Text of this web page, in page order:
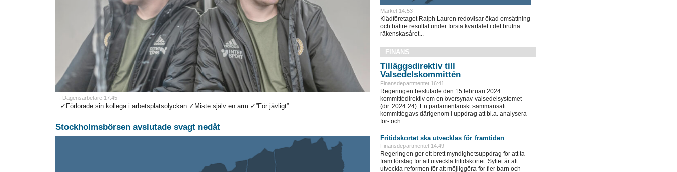
→ Dagensarbetare 17:45
✓Förlorade sin kollega i arbetsplatsolyckan ✓Miste själv en arm ✓”För jävligt”..
Stockholmsbörsen avslutade svagt nedåt
Market 14:53
Klädföretaget Ralph Lauren redovisar ökad omsättning
och bättre resultat under första kvartalet i det brutna
räkenskasåret...
FINANS
Tilläggsdirektiv till
Valsedelskommittén
Finansdepartmentet 16:41
Regeringen beslutade den 15 februari 2024
kommittédirektiv om en översynav valsedelsystemet
(dir. 2024:24). En parlamentariskt sammansatt
kommittégavs därigenom i uppdrag att bl.a. analysera
för- och ..
Fritidskortet ska utvecklas för framtiden
Finansdepartmentet 14:49
Regeringen ger ett brett myndighetsuppdrag för att ta
fram förslag för att utveckla fritidskortet. Syftet är att
utveckla reformen för att möjliggöra för fler barn och